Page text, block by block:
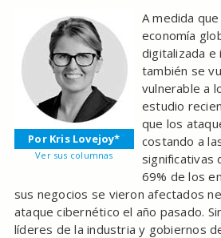
Por Kris Lovejoy*
Ver sus columnas
A medida que
economía
digitalizada e
también se
vulnerable a
estudio
que los
costando a
significativas
69% de los
sus negocios se vieron afectados
ataque cibernético el año pasado.
líderes de la industria y gobiernos